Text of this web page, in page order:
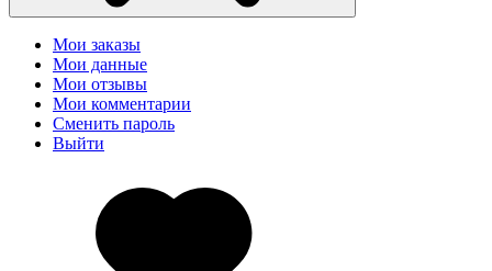
Мои заказы
Мои данные
Мои отзывы
Мои комментарии
Сменить пароль
Выйти